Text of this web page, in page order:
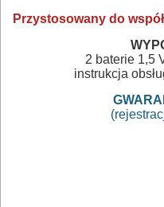
BUDOWLANE
NARZĘDZIA
BRUKARSKIE
Przystosowany do
2 baterie 1,5
instrukcja